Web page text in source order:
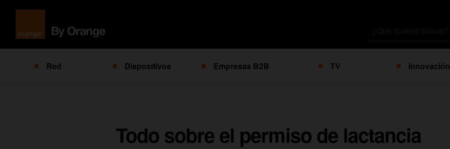
Red Dispositivos Empresas B2B TV Innovación
Todo sobre el permiso de lactancia